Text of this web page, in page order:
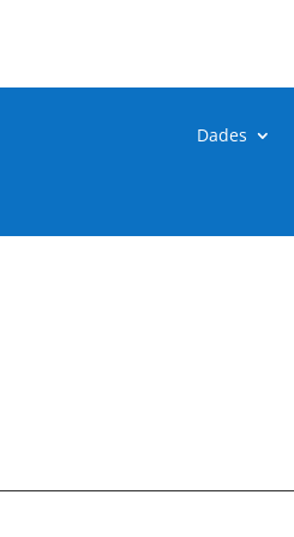
Dades